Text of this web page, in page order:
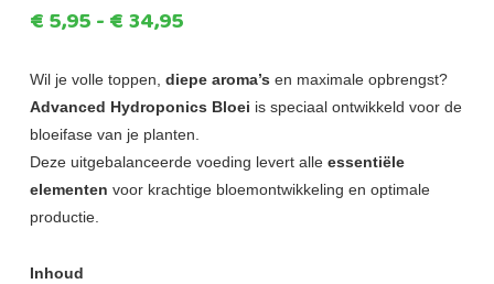
€5,95-€34,95Prijsklasse:
tot
€34,95
Wil je volle toppen, diepe aroma’s en maximale opbrengst?
Advanced Hydroponics Bloei is speciaal ontwikkeld voor de
bloeifase van je planten.
Deze uitgebalanceerde voeding levert alle essentiële
elementen voor krachtige bloemontwikkeling en optimale
productie.
Inhoud